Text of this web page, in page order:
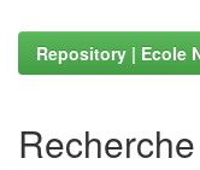
Repository | Ecole
Recherche